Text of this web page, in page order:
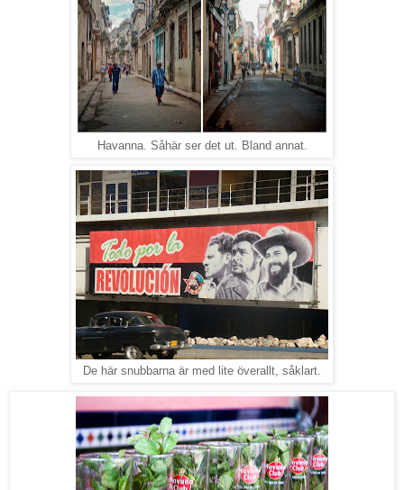
Havanna. Såhär ser det ut. Bland annat.
De här snubbarna är med lite överallt, såklart.